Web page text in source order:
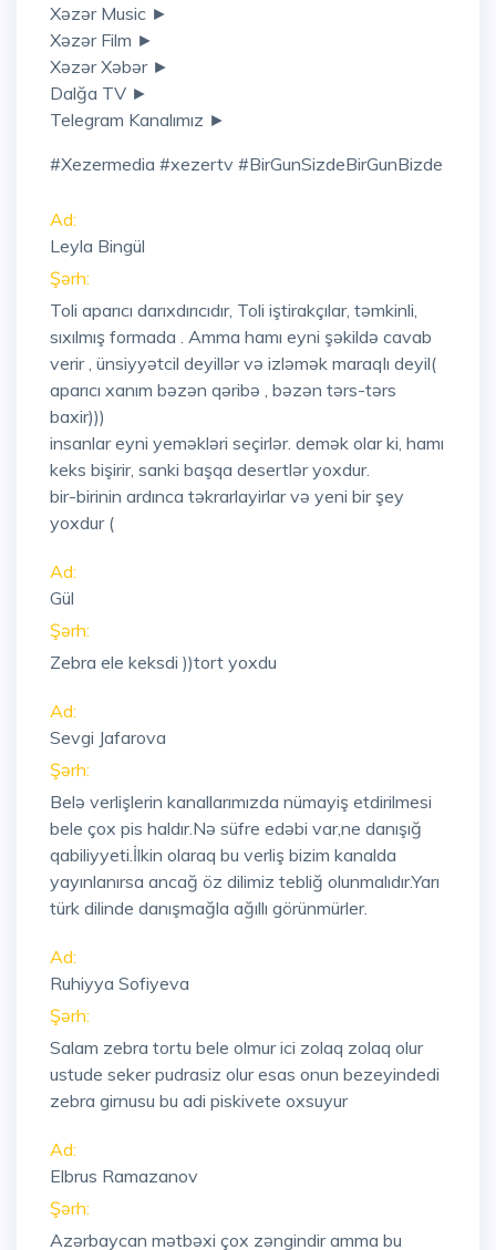
Xəzər Music ►
Xəzər Film ►
Xəzər Xəbər ►
Dalğa TV ►
Telegram Kanalımız ►
#xezermedia #xezertv #BirGunSizdeBirGunBizde
Ad:
Leyla Bingül
Şərh:
Toli aparıcı darıxdırıcıdır, Toli iştirakçılar, təmkinli,
sıxılmış formada . Amma hamı eyni şəkildə cavab
verir , ünsiyyətcil deyillər və izləmək maraqlı deyil(
aparıcı xanım bəzən qəribə , bəzən tərs-tərs
baxir)))
insanlar eyni yeməkləri seçirlər. demək olar ki, hamı
keks bişirir, sanki başqa desertlər yoxdur.
bir-birinin ardınca təkrarlayirlar və yeni bir şey
yoxdur (
Ad:
Gül
Şərh:
Zebra ele keksdi ))tort yoxdu
Ad:
Sevgi Jafarova
Şərh:
Belə verlişlerin kanallarımızda nümayiş etdirilmesi
bele çox pis haldır.Nə süfre edəbi var,ne danışığ
qabiliyyeti.İlkin olaraq bu verliş bizim kanalda
yayınlanırsa ancağ öz dilimiz tebliğ olunmalıdır.Yarı
türk dilinde danışmağla ağıllı görünmürler.
Ad:
Ruhiyya Sofiyeva
Şərh:
Salam zebra tortu bele olmur ici zolaq zolaq olur
ustude seker pudrasiz olur esas onun bezeyindedi
zebra girnusu bu adi piskivete oxsuyur
Ad:
Elbrus Ramazanov
Şərh:
Azərbaycan mətbəxi çox zəngindir amma bu